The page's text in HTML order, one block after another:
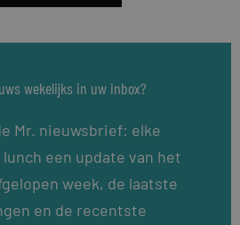
wekelijks in uw inbox?
Mr. nieuwsbrief: elke
een update van het
week, de laatste
en de recentste